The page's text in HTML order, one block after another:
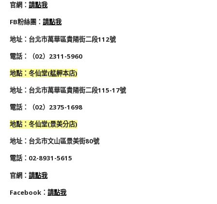
官網： 請點我
FB粉絲團： 請點我
地址：台北市萬華區貴陽街二段112號
電話：（02）2311-5960
地點： 冬仙堂(艋舺本店)
地址：台北市萬華區貴陽街二段115-17號
電話：
（02） 2375-1698
地點： 冬仙堂(景美分店)
地址：台北市文山區景美街80號
電話： 02-8931-5615
官網 ： 請點我
Facebook ： 請點我